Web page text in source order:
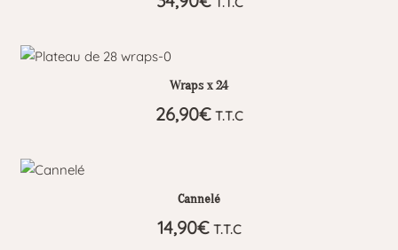
Wraps x 24
26,90€ T.T.C
Cannelé
14,90€ T.T.C